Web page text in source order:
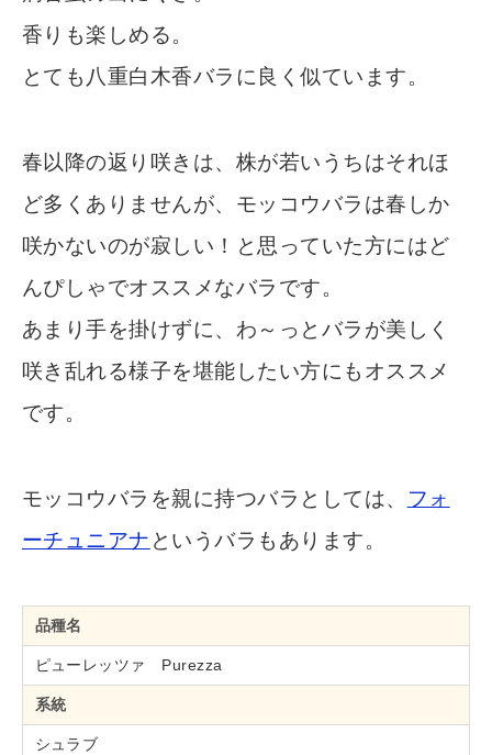
香りも楽しめる。
とても八重白木香バラに良く似ています。
春以降の返り咲きは、株が若いうちはそれほ
ど多くありませんが、モッコウバラは春しか
咲かないのが寂しい！と思っていた方にはど
んぴしゃでオススメなバラです。
あまり手を掛けずに、わ～っとバラが美しく
咲き乱れる様子を堪能したい方にもオススメ
です。
モッコウバラを親に持つバラとしては、
フォ
ーチュニアナ というバラもあります。
品種名
ピューレッツァ Purezza
系統
シュラブ